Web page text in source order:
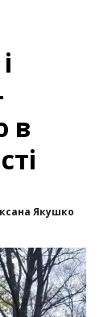
в
Якушко